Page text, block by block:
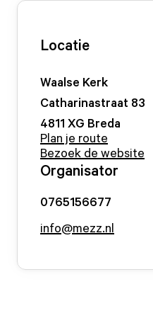
Locatie
Waalse Kerk
Catharinastraat 83
4811 XG Breda
Plan je route
Bezoek de website
Organisator
0765156677
info@mezz.nl